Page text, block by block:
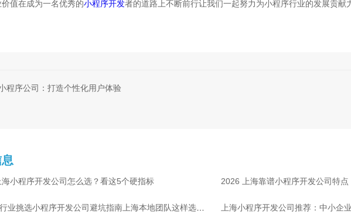
价值在成为一名优秀的小程序开发者的道路上不断前行让我们一起努力为小程序行业的发展贡献
程序公司：打造个性化用户体验
小程序开发公司怎么选？看这5个硬指标 2026 上海靠谱小程序开发公司特
业挑选小程序开发公司避坑指南上海本地团队这样选放 上海小程序开发公司推荐：中小企